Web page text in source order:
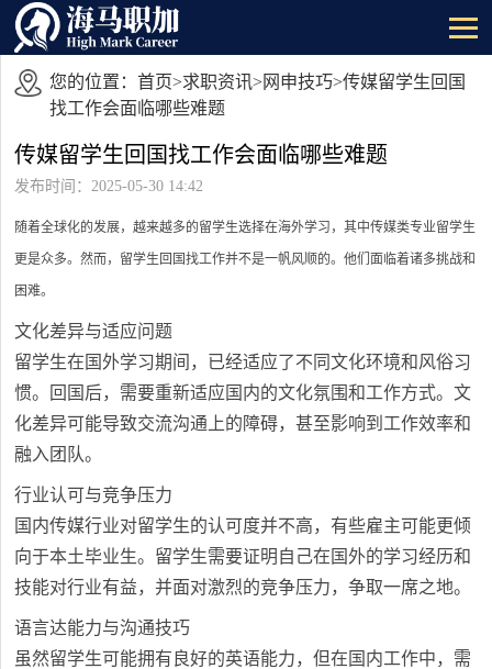
您的位置： 首页>求职资讯>网申技巧>传媒留学生回国
找工作会面临哪些难题
传媒留学生回国找工作会面临哪些难题
发布时间：2025-05-30 14:42
随着全球化的发展，越来越多的留学生选择在海外学习，其中传媒类专业留学生
更是众多。然而，留学生回国找工作并不是一帆风顺的。他们面临着诸多挑战和
困难。
文化差异与适应问题
留学生在国外学习期间，已经适应了不同文化环境和风俗习
惯。回国后，需要重新适应国内的文化氛围和工作方式。文
化差异可能导致交流沟通上的障碍，甚至影响到工作效率和
融入团队。
行业认可与竞争压力
国内传媒行业对留学生的认可度并不高，有些雇主可能更倾
向于本土毕业生。留学生需要证明自己在国外的学习经历和
技能对行业有益，并面对激烈的竞争压力，争取一席之地。
语言达能力与沟通技巧
虽然留学生可能拥有良好的英语能力，但在国内工作中，需